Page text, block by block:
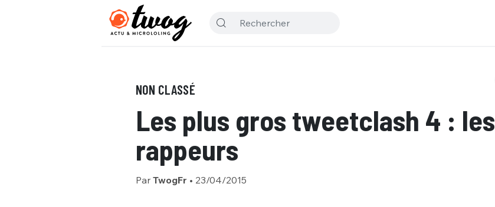
NON CLASSÉ
Les plus gros tweetclash 4 : les
rappeurs
Par TwogFr • 23/04/2015